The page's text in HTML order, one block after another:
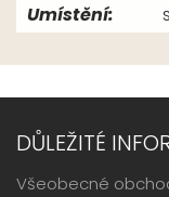
Umístění:
DŮLEŽITÉ
Všeobecné